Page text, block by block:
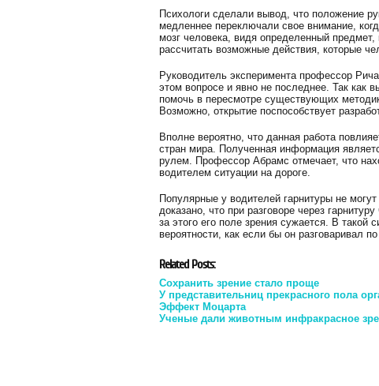
Психологи сделали вывод, что положение
медленнее переключали свое внимание,
мозг человека, видя определенный предмет,
рассчитать возможные действия, которые
Руководитель эксперимента профессор
этом вопросе и явно не последнее. Так как
помочь в пересмотре существующих
Возможно, открытие поспособствует
Вполне вероятно, что данная работа
стран мира. Полученная информация
рулем. Профессор Абрамс отмечает, что
водителем ситуации на дороге.
Популярные у водителей гарнитуры не
доказано, что при разговоре через
за этого его поле зрения сужается. В
вероятности, как если бы он разговаривал
Related Posts:
Сохранить зрение стало проще
У представительниц прекрасного пола
Эффект Моцарта
Ученые дали животным инфракрасное